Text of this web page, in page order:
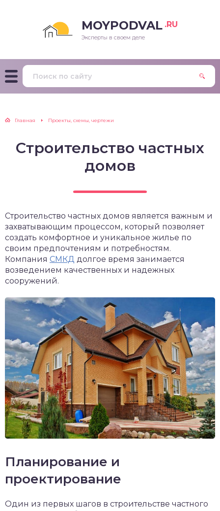
MOYPODVAL .RU
Эксперты в своем деле
Главная Проекты, схемы, чертежи
Строительство частных
домов
Строительство частных домов является важным и
захватывающим процессом, который позволяет
создать комфортное и уникальное жилье по
своим предпочтениям и потребностям.
Компания СМКД долгое время занимается
возведением качественных и надежных
сооружений.
Планирование и
проектирование
Один из первых шагов в строительстве частного